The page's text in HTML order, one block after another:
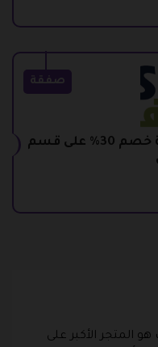
صفقة
كود خصم سناف تويتر بنسبة خصم 30% على قسم
المتجر الأكبر على